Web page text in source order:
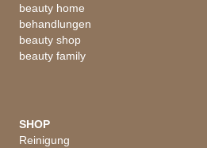
beauty home
behandlungen
beauty shop
beauty family
SHOP
Reinigung